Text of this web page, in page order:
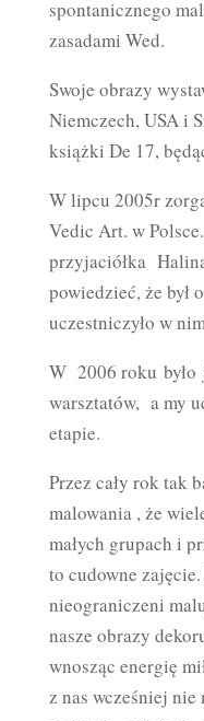
spontanicznego
zasadami Wed.
Swoje obrazy
Niemczech, USA i
książki De 17,
W lipcu 2005r
Vedic Art. w
przyjaciółka
powiedzieć, że był
uczestniczyło w
W 2006 roku
warsztatów, a my
etapie.
Przez cały rok tak
malowania , że
małych grupach i
to cudowne
nieograniczeni
nasze obrazy
wnosząc energię
z nas wcześniej nie